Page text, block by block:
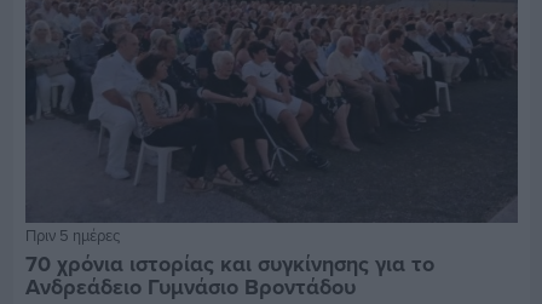
Πριν 5 ημέρες
70 χρόνια ιστορίας και συγκίνησης για το
Ανδρεάδειο Γυμνάσιο Βροντάδου